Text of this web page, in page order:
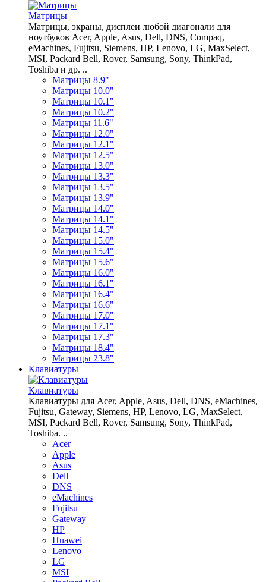
Матрицы
Матрицы, экраны, дисплеи любой диагонали для
ноутбуков Acer, Apple, Asus, Dell, DNS, Compaq,
eMachines, Fujitsu, Siemens, HP, Lenovo, LG, MaxSelect,
MSI, Packard Bell, Rover, Samsung, Sony, ThinkPad,
Toshiba и др. ..
Матрицы 8.9"
Матрицы 10.0"
Матрицы 10.1"
Матрицы 10.2"
Матрицы 11.6"
Матрицы 12.0"
Матрицы 12.1"
Матрицы 12.5"
Матрицы 13.0"
Матрицы 13.3"
Матрицы 13.5"
Матрицы 13.9"
Матрицы 14.0"
Матрицы 14.1"
Матрицы 14.5"
Матрицы 15.0"
Матрицы 15.4"
Матрицы 15.6"
Матрицы 16.0"
Матрицы 16.1"
Матрицы 16.4"
Матрицы 16.6"
Матрицы 17.0"
Матрицы 17.1"
Матрицы 17.3"
Матрицы 18.4"
Матрицы 23.8"
Клавиатуры
Клавиатуры
Клавиатуры для Acer, Apple, Asus, Dell, DNS, eMachines,
Fujitsu, Gateway, Siemens, HP, Lenovo, LG, MaxSelect,
MSI, Packard Bell, Rover, Samsung, Sony, ThinkPad,
Toshiba. ..
Acer
Apple
Asus
Dell
DNS
eMachines
Fujitsu
Gateway
HP
Huawei
Lenovo
LG
MSI